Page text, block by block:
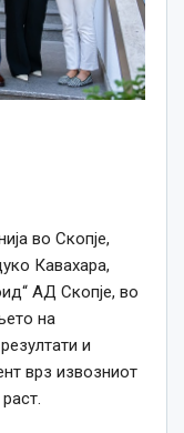
во Скопје,
Кавахара,
АД Скопје, во
на
и
врз извозниот